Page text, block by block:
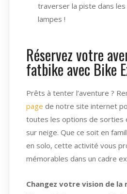
traverser la piste dans les
lampes !
Réservez votre
fatbike avec Bike
Prêts à tenter l’aventure ?
page de notre site internet
toutes les options de sorties
sur neige. Que ce soit en
en solo, cette activité vous
mémorables dans un cadre
Changez votre vision de la